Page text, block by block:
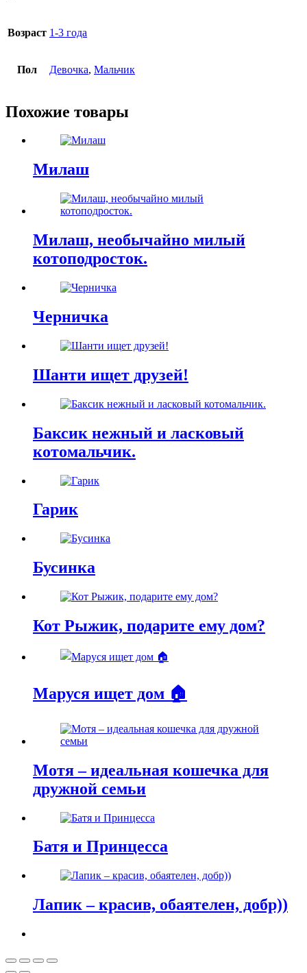
Возраст 1-3 года
Пол Девочка, Мальчик
Похожие товары
Милаш
Милаш, необычайно милый
котоподросток.
Черничка
Шанти ищет друзей!
Баксик нежный и ласковый
котомальчик.
Гарик
Бусинка
Кот Рыжик, подарите ему дом?
Маруся ищет дом 🏠
Мотя – идеальная кошечка для
дружной семьи
Батя и Принцесса
Лапик – красив, обаятелен, добр))